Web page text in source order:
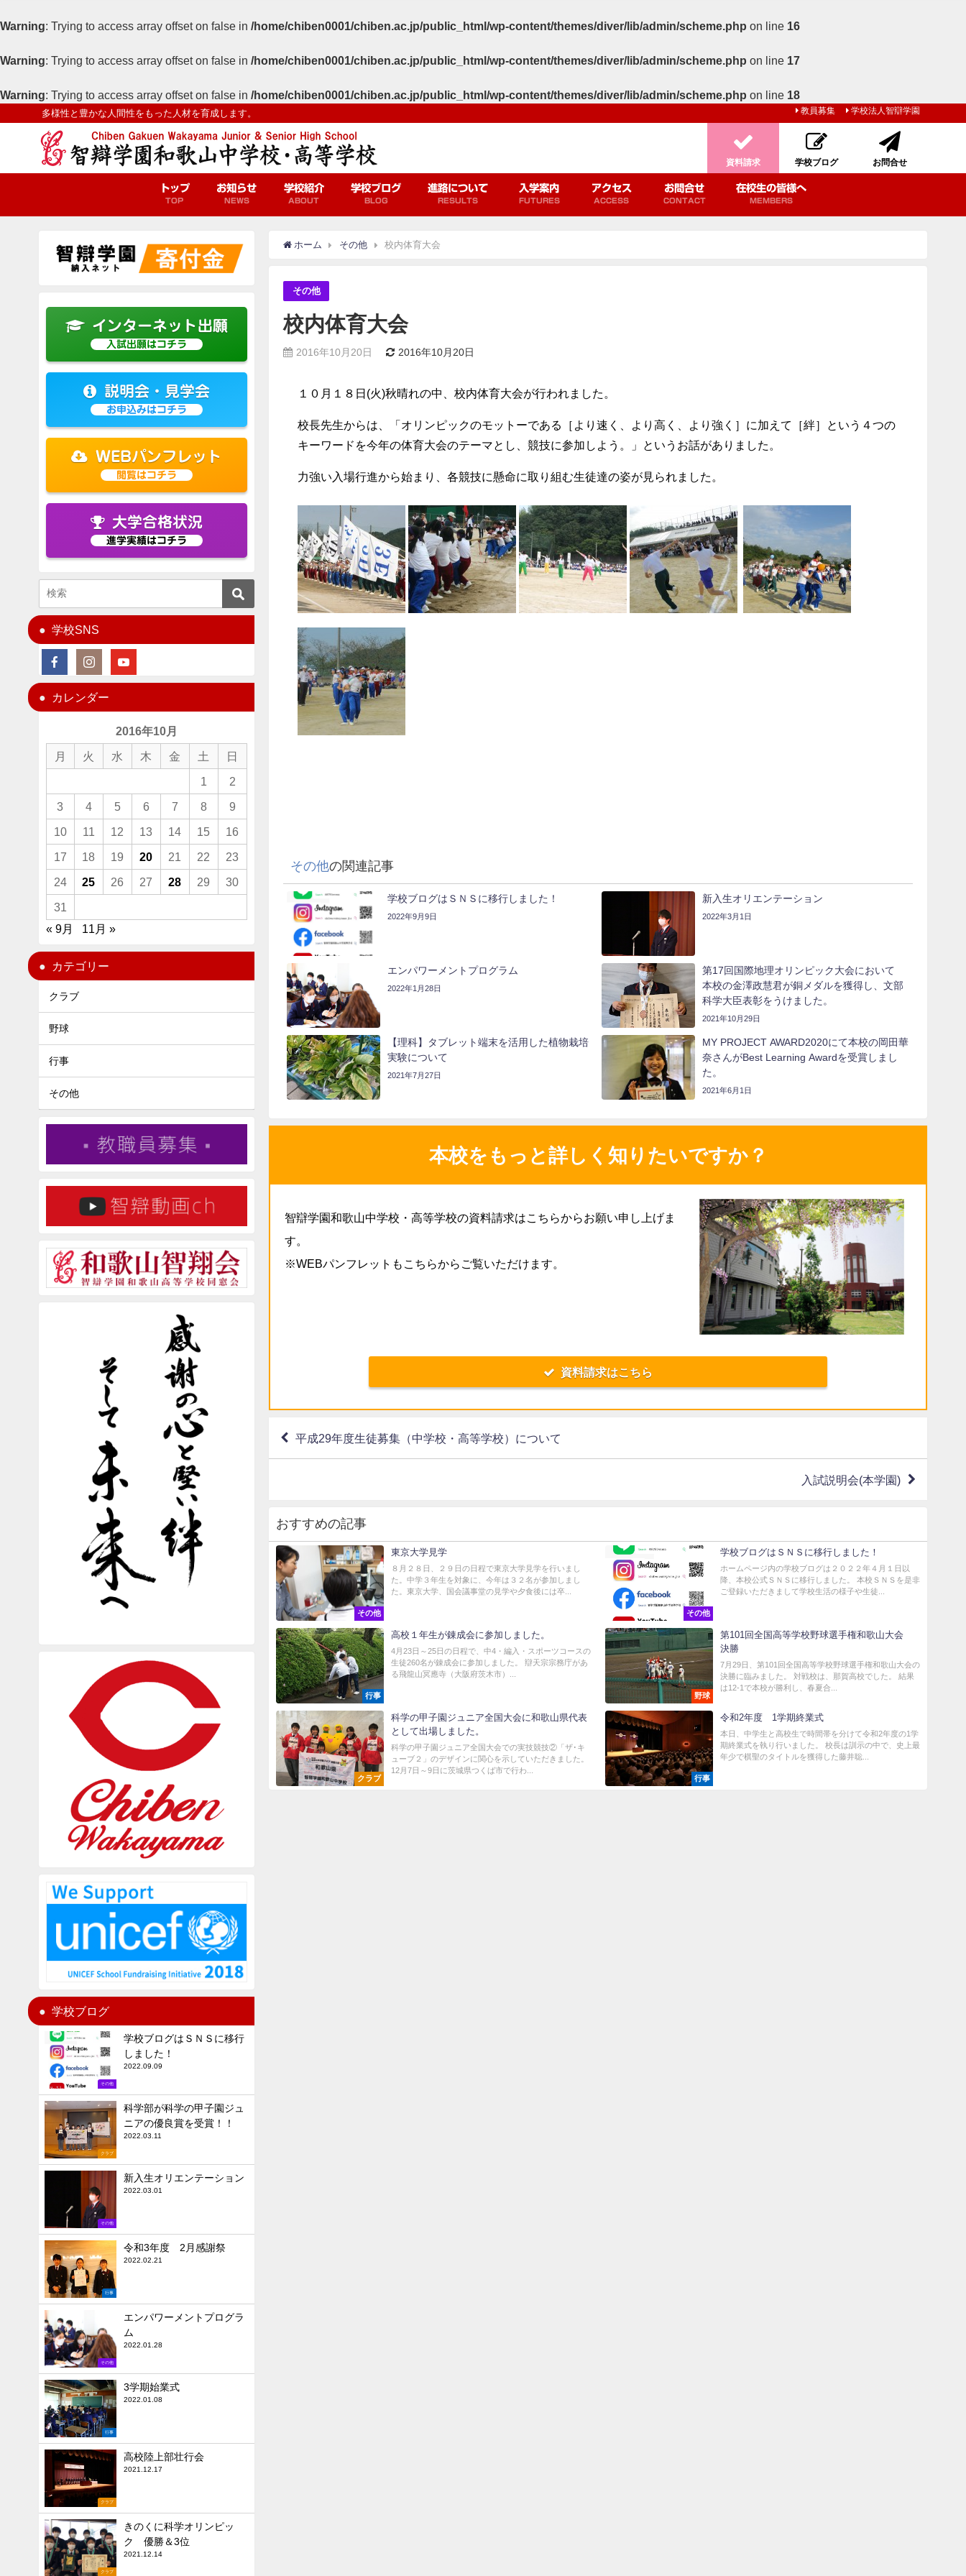
Warning: Trying to access array offset on false in /home/chiben0001/chiben.ac.jp/public_html/wp-content/themes/diver/lib/admin/scheme.php on line 16
Warning: Trying to access array offset on false in /home/chiben0001/chiben.ac.jp/public_html/wp-content/themes/diver/lib/admin/scheme.php on line 17
Warning: Trying to access array offset on false in /home/chiben0001/chiben.ac.jp/public_html/wp-content/themes/diver/lib/admin/scheme.php on line 18
多様性と豊かな人間性をもった人材を育成します。 教員募集 学校法人智辯学園
資料請求 学校ブログ お問合せ
トップ
TOP
お知らせ
NEWS
学校紹介
ABOUT
学校ブログ
BLOG
進路について
RESULTS
入学案内
FUTURES
アクセス
ACCESS
お問合せ
CONTACT
在校生の皆様へ
MEMBERS
ホーム その他 校内体育大会
その他
校内体育大会
2016年10月20日 2016年10月20日
１０月１８日(火)秋晴れの中、校内体育大会が行われました。
校長先生からは、「オリンピックのモットーである［より速く、より高く、より強く］に加えて［絆］という４つの
キーワードを今年の体育大会のテーマとし、競技に参加しよう。」というお話がありました。
力強い入場行進から始まり、各競技に懸命に取り組む生徒達の姿が見られました。
その他の関連記事
学校ブログはＳＮＳに移行しました！
2022年9月9日
新入生オリエンテーション
2022年3月1日
エンパワーメントプログラム
2022年1月28日
第17回国際地理オリンピック大会において
本校の金澤政慧君が銅メダルを獲得し、文部
科学大臣表彰をうけました。
2021年10月29日
【理科】タブレット端末を活用した植物栽培
実験について
2021年7月27日
MY PROJECT AWARD2020にて本校の岡田華
奈さんがBest Learning Awardを受賞しまし
た。
2021年6月1日
本校をもっと詳しく知りたいですか？
智辯学園和歌山中学校・高等学校の資料請求はこちらからお願い申し上げま
す。
※WEBパンフレットもこちらからご覧いただけます。
資料請求はこちら
平成29年度生徒募集（中学校・高等学校）について
入試説明会(本学園)
おすすめの記事
その他
東京大学見学
８月２８日、２９日の日程で東京大学見学を行いまし
た。中学３年生を対象に、今年は３２名が参加しまし
た。東京大学、国会議事堂の見学や夕食後には卒...
その他
学校ブログはＳＮＳに移行しました！
ホームページ内の学校ブログは２０２２年４月１日以
降、本校公式ＳＮＳに移行しました。 本校ＳＮＳを是非
ご登録いただきまして学校生活の様子や生徒...
行事
高校１年生が錬成会に参加しました。
4月23日～25日の日程で、中4・編入・スポーツコースの
生徒260名が錬成会に参加しました。 辯天宗宗務庁があ
る飛龍山冥應寺（大阪府茨木市）...
野球
第101回全国高等学校野球選手権和歌山大会
決勝
7月29日、第101回全国高等学校野球選手権和歌山大会の
決勝に臨みました。 対戦校は、那賀高校でした。 結果
は12-1で本校が勝利し、春夏合...
クラブ
科学の甲子園ジュニア全国大会に和歌山県代表
として出場しました。
科学の甲子園ジュニア全国大会での実技競技②「ザ･キ
ューブ２」のデザインに関心を示していただきました。
12月7日～9日に茨城県つくば市で行わ...
行事
令和2年度 1学期終業式
本日、中学生と高校生で時間帯を分けて令和2年度の1学
期終業式を執り行いました。 校長は訓示の中で、史上最
年少で棋聖のタイトルを獲得した藤井聡...
インターネット出願
入試出願はコチラ
説明会・見学会
お申込みはコチラ
WEBパンフレット
閲覧はコチラ
大学合格状況
進学実績はコチラ
学校SNS
カレンダー
2016年10月
月 火 水 木 金 土 日
1 2
3 4 5 6 7 8 9
10 11 12 13 14 15 16
17 18 19 20 21 22 23
24 25 26 27 28 29 30
31
« 9月
11月 »
カテゴリー
クラブ
野球
行事
その他
学校ブログ
その他
学校ブログはＳＮＳに移行
しました！
2022.09.09
クラブ
科学部が科学の甲子園ジュ
ニアの優良賞を受賞！！
2022.03.11
その他
新入生オリエンテーション
2022.03.01
行事
令和3年度 2月感謝祭
2022.02.21
その他
エンパワーメントプログラ
ム
2022.01.28
行事
3学期始業式
2022.01.08
クラブ
高校陸上部壮行会
2021.12.17
クラブ
きのくに科学オリンピッ
ク 優勝＆3位
2021.12.14